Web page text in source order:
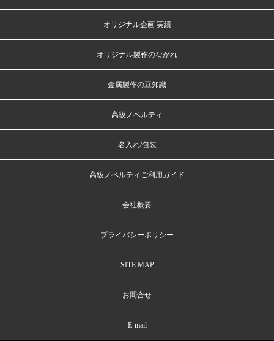
オリジナル企画 実績
オリジナル製作のながれ
金属製作の豆知識
高級ノベルティ
名入れ/包装
高級ノベルティご利用ガイド
会社概要
プライバシーポリシー
SITE MAP
お問合せ
E-mail